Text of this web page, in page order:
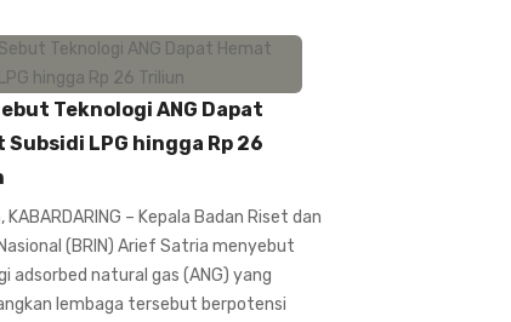
Teknologi ANG Dapat
Subsidi LPG hingga Rp 26
– Kepala Badan Riset dan
(BRIN) Arief Satria menyebut
adsorbed natural gas (ANG) yang
lembaga tersebut berpotensi